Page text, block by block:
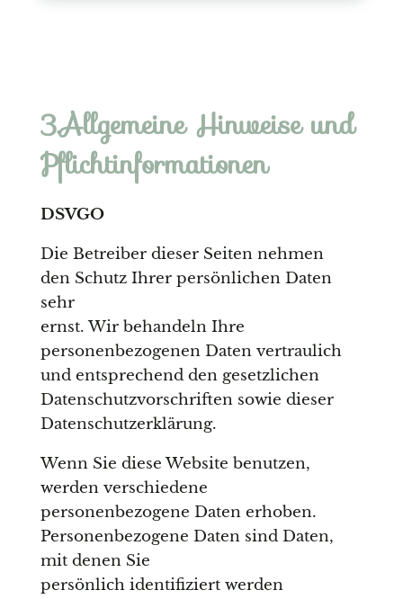
3.Allgemeine Hinweise und
Pflicht­informationen
DSVGO
Die Betreiber dieser Seiten nehmen
den Schutz Ihrer persönlichen Daten
sehr
ernst. Wir behandeln Ihre
personenbezogenen Daten vertraulich
und entsprechend den gesetzlichen
Datenschutzvorschriften sowie dieser
Datenschutzerklärung.
Wenn Sie diese Website benutzen,
werden verschiedene
personenbezogene Daten erhoben.
Personenbezogene Daten sind Daten,
mit denen Sie
persönlich identifiziert werden